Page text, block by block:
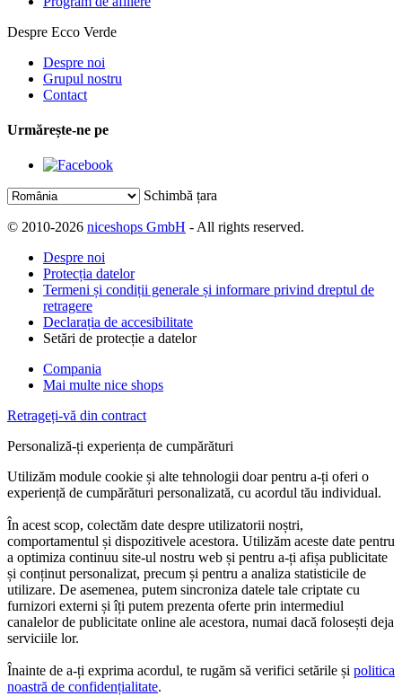
Despre Ecco Verde
Despre noi
Grupul nostru
Contact
Urmărește-ne pe
Schimbă țara
© 2010-2026 niceshops GmbH - All rights reserved.
Despre noi
Protecția datelor
Termeni și condiții generale și informare privind dreptul de
retragere
Declarația de accesibilitate
Setări de protecție a datelor
Compania
Mai multe nice shops
Retrageți-vă din contract
Personaliză-ți experiența de cumpărături
Utilizăm module cookie și alte tehnologii doar pentru a-ți oferi o
experiență de cumpărături personalizată, cu acordul tău individual.
În acest scop, colectăm date despre utilizatorii noștri,
comportamentul și dispozitivele acestora. Utilizăm aceste date pentru
a optimiza continuu site-ul nostru web și pentru a-ți afișa publicitate
și conținut personalizat, precum și pentru a analiza statisticile de
utilizare. De asemenea, putem sincroniza datele tale criptate cu
furnizori externi și îți putem prezenta oferte prin intermediul
canalelor de publicitate online ale acestora, numai dacă folosești deja
serviciile lor.
Înainte de a-ți exprima acordul, te rugăm să verifici setările și politica
noastră de confidențialitate.